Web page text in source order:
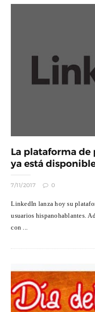
La plataforma
ya está
7/11/2017 0
LinkedIn lanza hoy su
usuarios hispanohablantes.
con ...